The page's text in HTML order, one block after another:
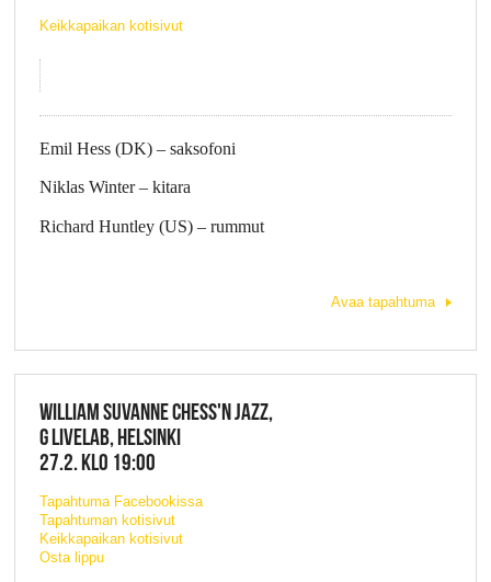
Keikkapaikan kotisivut
Emil Hess (DK) – saksofoni
Niklas Winter – kitara
Richard Huntley (US) – rummut
Avaa tapahtuma
WILLIAM SUVANNE CHESS'N JAZZ,
G LIVELAB, HELSINKI
27.2. KLO 19:00
Tapahtuma Facebookissa
Tapahtuman kotisivut
Keikkapaikan kotisivut
Osta lippu